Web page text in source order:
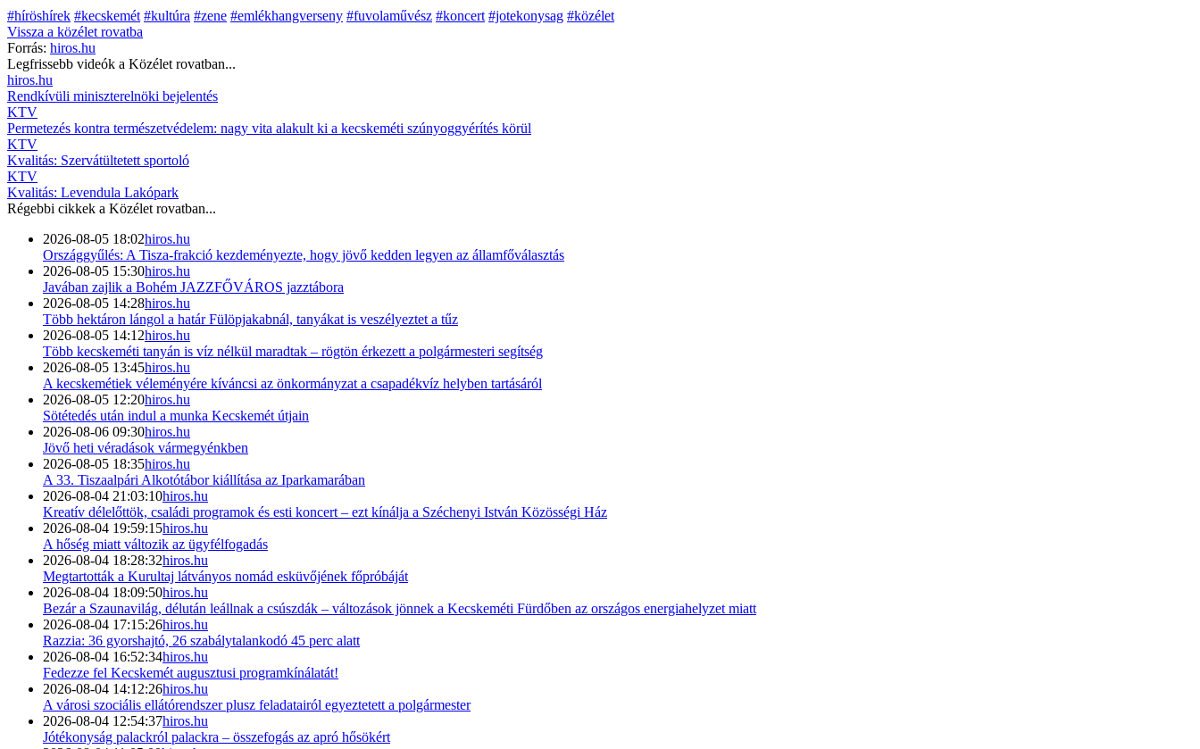
#híröshírek #kecskemét #kultúra #zene #emlékhangverseny #fuvolaművész #koncert #jotekonysag #közélet
Vissza a közélet rovatba
Forrás: hiros.hu
Legfrissebb videók a Közélet rovatban...
hiros.hu
Rendkívüli miniszterelnöki bejelentés
KTV
Permetezés kontra természetvédelem: nagy vita alakult ki a kecskeméti szúnyoggyérítés körül
KTV
Kvalitás: Szervátültetett sportoló
KTV
Kvalitás: Levendula Lakópark
Régebbi cikkek a Közélet rovatban...
2026-08-05 18:02hiros.hu
Országgyűlés: A Tisza-frakció kezdeményezte, hogy jövő kedden legyen az államfőválasztás
2026-08-05 15:30hiros.hu
Javában zajlik a Bohém JAZZFŐVÁROS jazztábora
2026-08-05 14:28hiros.hu
Több hektáron lángol a határ Fülöpjakabnál, tanyákat is veszélyeztet a tűz
2026-08-05 14:12hiros.hu
Több kecskeméti tanyán is víz nélkül maradtak – rögtön érkezett a polgármesteri segítség
2026-08-05 13:45hiros.hu
A kecskemétiek véleményére kíváncsi az önkormányzat a csapadékvíz helyben tartásáról
2026-08-05 12:20hiros.hu
Sötétedés után indul a munka Kecskemét útjain
2026-08-06 09:30hiros.hu
Jövő heti véradások vármegyénkben
2026-08-05 18:35hiros.hu
A 33. Tiszaalpári Alkotótábor kiállítása az Iparkamarában
2026-08-04 21:03:10hiros.hu
Kreatív délelőttök, családi programok és esti koncert – ezt kínálja a Széchenyi István Közösségi Ház
2026-08-04 19:59:15hiros.hu
A hőség miatt változik az ügyfélfogadás
2026-08-04 18:28:32hiros.hu
Megtartották a Kurultaj látványos nomád esküvőjének főpróbáját
2026-08-04 18:09:50hiros.hu
Bezár a Szaunavilág, délután leállnak a csúszdák – változások jönnek a Kecskeméti Fürdőben az országos energiahelyzet miatt
2026-08-04 17:15:26hiros.hu
Razzia: 36 gyorshajtó, 26 szabálytalankodó 45 perc alatt
2026-08-04 16:52:34hiros.hu
Fedezze fel Kecskemét augusztusi programkínálatát!
2026-08-04 14:12:26hiros.hu
A városi szociális ellátórendszer plusz feladatairól egyeztetett a polgármester
2026-08-04 12:54:37hiros.hu
Jótékonyság palackról palackra – összefogás az apró hősökért